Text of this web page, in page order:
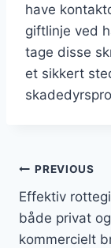
have
giftlinje ved
tage disse
et sikkert
PREVIOUS
Effektiv
både privat og
kommercielt